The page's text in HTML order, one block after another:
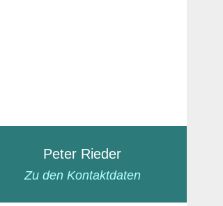
Peter Rieder
Zu den Kontaktdaten